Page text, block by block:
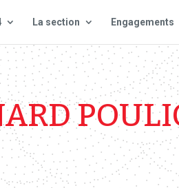
La section Engagements